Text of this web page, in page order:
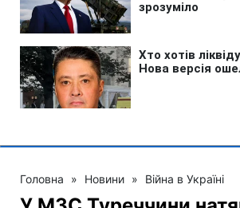
Головна » Новини » Війна в Україні